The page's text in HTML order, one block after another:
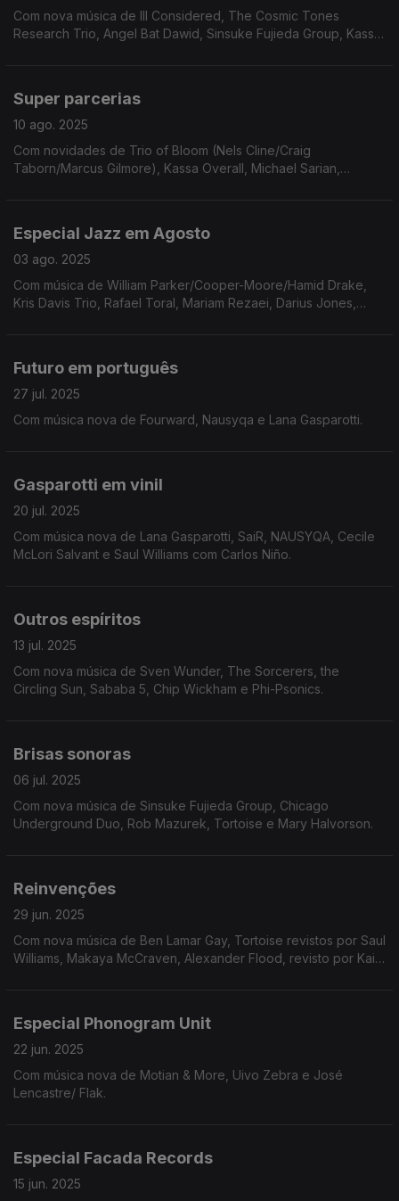
Com nova música de Ill Considered, The Cosmic Tones
Research Trio, Angel Bat Dawid, Sinsuke Fujieda Group, Kassa
Super parcerias
10 ago. 2025
Com novidades de Trio of Bloom (Nels Cline/Craig
Taborn/Marcus Gilmore), Kassa Overall, Michael Sarian,
Especial Jazz em Agosto
03 ago. 2025
Com música de William Parker/Cooper-Moore/Hamid Drake,
Kris Davis Trio, Rafael Toral, Mariam Rezaei, Darius Jones,
Futuro em português
27 jul. 2025
Com música nova de Fourward, Nausyqa e Lana Gasparotti.
Gasparotti em vinil
20 jul. 2025
Com música nova de Lana Gasparotti, SaiR, NAUSYQA, Cecile
McLori Salvant e Saul Williams com Carlos Niño.
Outros espíritos
13 jul. 2025
Com nova música de Sven Wunder, The Sorcerers, the
Circling Sun, Sababa 5, Chip Wickham e Phi-Psonics.
Brisas sonoras
06 jul. 2025
Com nova música de Sinsuke Fujieda Group, Chicago
Underground Duo, Rob Mazurek, Tortoise e Mary Halvorson.
Reinvenções
29 jun. 2025
Com nova música de Ben Lamar Gay, Tortoise revistos por Saul
Williams, Makaya McCraven, Alexander Flood, revisto por Kaidi
Especial Phonogram Unit
22 jun. 2025
Com música nova de Motian & More, Uivo Zebra e José
Lencastre/ Flak.
Especial Facada Records
15 jun. 2025